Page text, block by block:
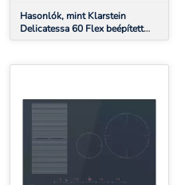
Hasonlók, mint Klarstein
Delicatessa 60 Flex beépített
indukciós főzőlap, 7000 W,